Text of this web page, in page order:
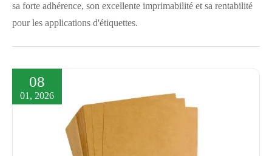
sa forte adhérence, son excellente imprimabilité et sa rentabilité
pour les applications d'étiquettes.
08
01, 2026